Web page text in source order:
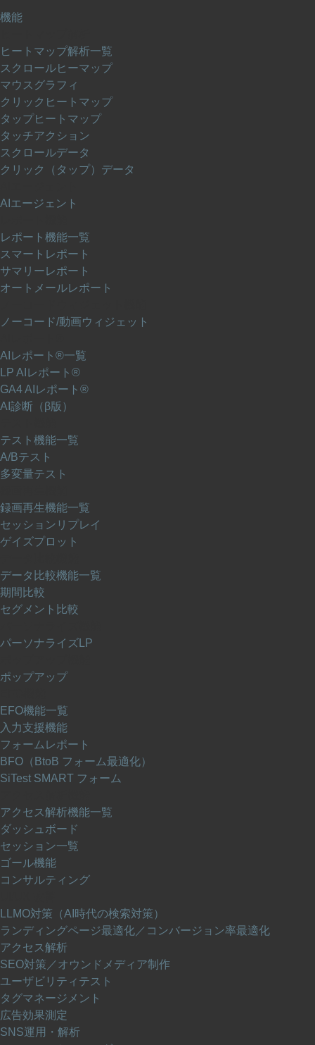
機能
ヒートマップ解析一覧
スクロールヒーマップ
マウスグラフィ
クリックヒートマップ
タップヒートマップ
タッチアクション
スクロールデータ
クリック（タップ）データ
AIエージェント
レポート機能一覧
スマートレポート
サマリーレポート
オートメールレポート
ノーコード/動画ウィジェット
AIレポート®一覧
LP AIレポート®
GA4 AIレポート®
AI診断（β版）
テスト機能一覧
A/Bテスト
多変量テスト
録画再生機能一覧
セッションリプレイ
ゲイズプロット
データ比較機能一覧
期間比較
セグメント比較
パーソナライズLP
ポップアップ
EFO機能一覧
入力支援機能
フォームレポート
BFO（BtoB フォーム最適化）
SiTest SMART フォーム
アクセス解析機能一覧
ダッシュボード
セッション一覧
ゴール機能
コンサルティング
LLMO対策（AI時代の検索対策）
ランディングページ最適化／コンバージョン率最適化
アクセス解析
SEO対策／オウンドメディア制作
ユーザビリティテスト
タグマネージメント
広告効果測定
SNS運用・解析